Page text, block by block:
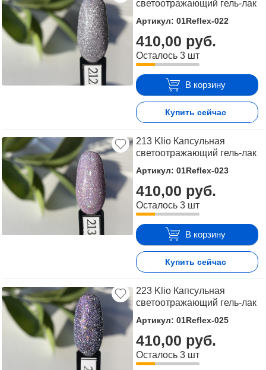
светоотражающий гель-лак
Артикул: 01Reflex-022
410,00 руб.
Осталось 3 шт
В корзину
Купить сейчас
213 Klio Капсульная
светоотражающий гель-лак
Артикул: 01Reflex-023
410,00 руб.
Осталось 3 шт
В корзину
Купить сейчас
223 Klio Капсульная
светоотражающий гель-лак
Артикул: 01Reflex-025
410,00 руб.
Осталось 3 шт